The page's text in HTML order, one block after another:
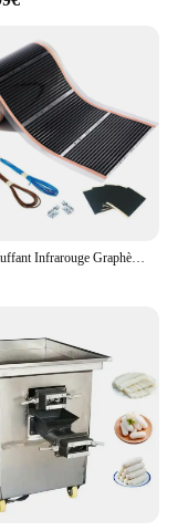
Film Chauffant Infrarouge Graphène PTC pour Sol Chaud Électrique, Polymères avec Accessoires de Connexion GT, Largeur 50cm